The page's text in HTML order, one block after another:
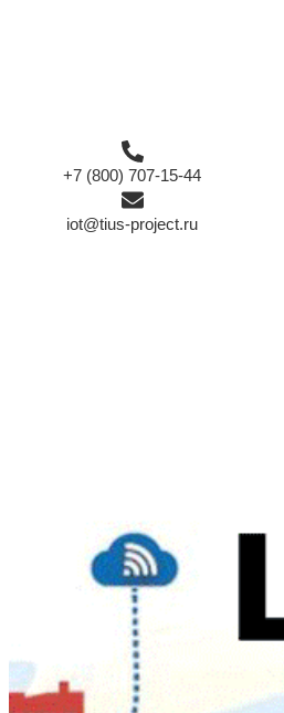
+7 (800) 707-15-44
iot@tius-project.ru